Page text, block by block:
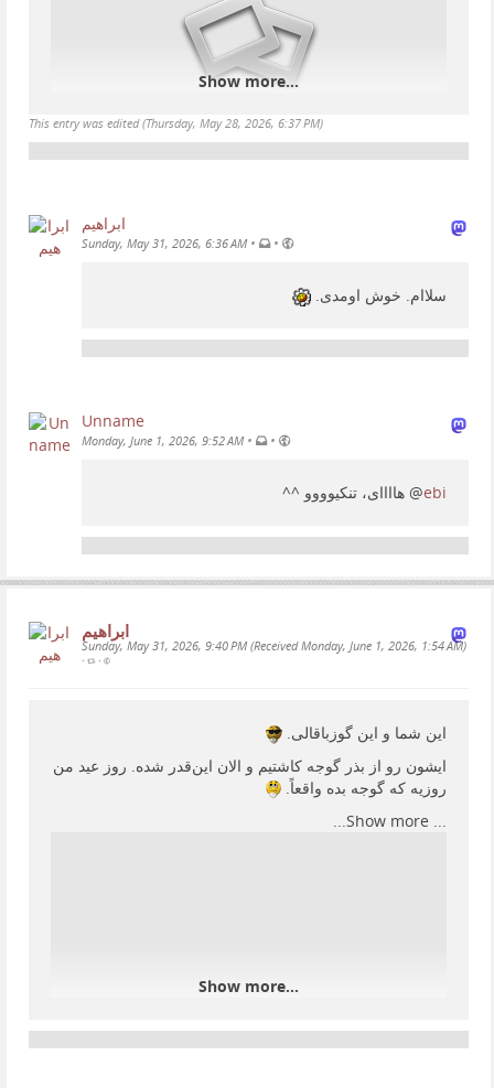
Show more...
This entry was edited (Thursday, May 28, 2026, 6:37 PM)
ابراهیم
Sunday, May 31, 2026, 6:36 AM • •
سلاام. خوش اومدی.
Unname
Monday, June 1, 2026, 9:52 AM • •
@ebi هاااای، تنکیوووو ^^
ابراهیم
Sunday, May 31, 2026, 9:40 PM (Received Monday, June 1, 2026, 1:54 AM)
• •
این شما و این گوزباقالی.
ایشون رو از بذر گوجه کاشتیم و الان این‌قدر شده‌. روز عید من
روزیه که گوجه بده واقعاً.
...
Show more...
Show more...